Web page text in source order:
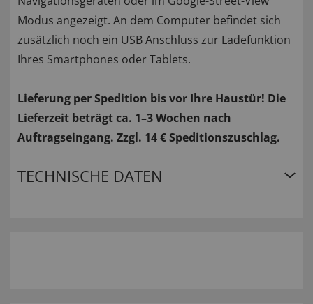
Modus angezeigt. An dem Computer befindet sich
zusätzlich noch ein USB Anschluss zur Ladefunktion
Ihres Smartphones oder Tablets.
Lieferung per Spedition bis vor Ihre Haustür! Die
Lieferzeit beträgt ca. 1–3 Wochen nach
Auftragseingang. Zzgl. 14 € Speditionszuschlag.
TECHNISCHE DATEN